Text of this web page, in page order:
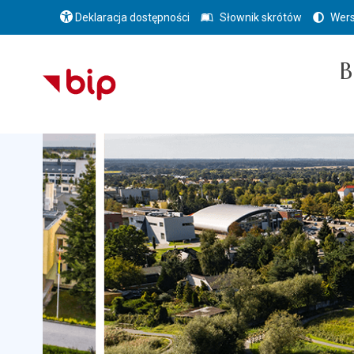
Deklaracja dostępności Słownik skrótów